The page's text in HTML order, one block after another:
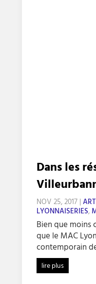
Dans les
NOV 25, 2017|
LYONNAISERIES,
Bien que moins
que le MAC
contemporain
lire plus